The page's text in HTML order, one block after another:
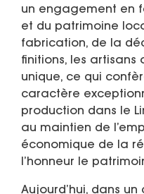
un engagement en
et du patrimoine
fabrication, de la
finitions, les
unique, ce qui
caractère
production dans le
au maintien de
économique de la
l’honneur le
Aujourd’hui, dans